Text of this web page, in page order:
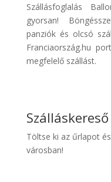
Discover
Cars
Transzfer
Szállásfoglalás
gyorsan!
panziók és olcsó
Franciaország.hu
megfelelő szállást.
Szálláskereső
Töltse ki az űrlapot
városban!